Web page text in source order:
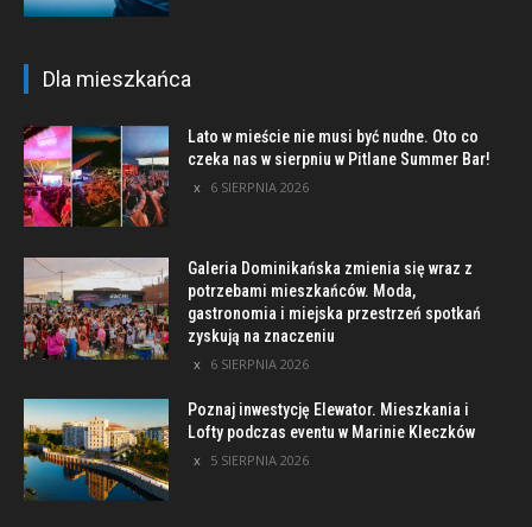
Dla mieszkańca
Lato w mieście nie musi być nudne. Oto co
czeka nas w sierpniu w Pitlane Summer Bar!
6 SIERPNIA 2026
Galeria Dominikańska zmienia się wraz z
potrzebami mieszkańców. Moda,
gastronomia i miejska przestrzeń spotkań
zyskują na znaczeniu
6 SIERPNIA 2026
Poznaj inwestycję Elewator. Mieszkania i
Lofty podczas eventu w Marinie Kleczków
5 SIERPNIA 2026